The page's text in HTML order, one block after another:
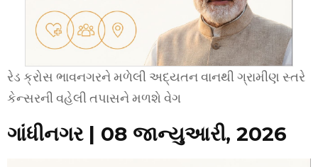
રેડ ક્રોસ ભાવનગરને મળેલી અદ્યતન વાનથી ગ્રામીણ સ્તરે
કેન્સરની વહેલી તપાસને મળશે વેગ
ગાંધીનગર | 08 જાન્યુઆરી, 2026